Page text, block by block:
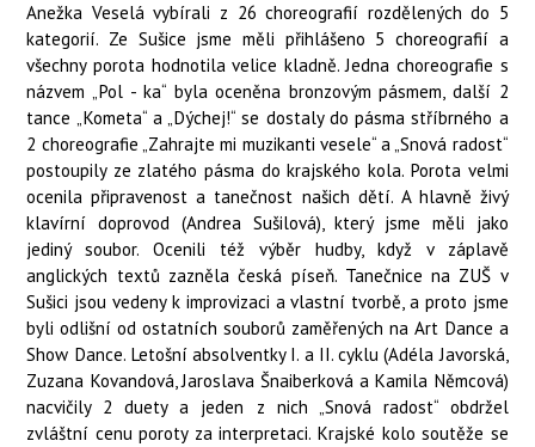
Anežka Veselá vybírali z 26 choreografií rozdělených do 5
kategorií. Ze Sušice jsme měli přihlášeno 5 choreografií a
všechny porota hodnotila velice kladně. Jedna choreografie s
názvem „Pol - ka“ byla oceněna bronzovým pásmem, další 2
tance „Kometa“ a „Dýchej!“ se dostaly do pásma stříbrného a
2 choreografie „Zahrajte mi muzikanti vesele“ a „Snová radost“
postoupily ze zlatého pásma do krajského kola. Porota velmi
ocenila připravenost a tanečnost našich dětí. A hlavně živý
klavírní doprovod (Andrea Sušilová), který jsme měli jako
jediný soubor. Ocenili též výběr hudby, když v záplavě
anglických textů zazněla česká píseň. Tanečnice na ZUŠ v
Sušici jsou vedeny k improvizaci a vlastní tvorbě, a proto jsme
byli odlišní od ostatních souborů zaměřených na Art Dance a
Show Dance. Letošní absolventky I. a II. cyklu (Adéla Javorská,
Zuzana Kovandová, Jaroslava Šnaiberková a Kamila Němcová)
nacvičily 2 duety a jeden z nich „Snová radost“ obdržel
zvláštní cenu poroty za interpretaci. Krajské kolo soutěže se